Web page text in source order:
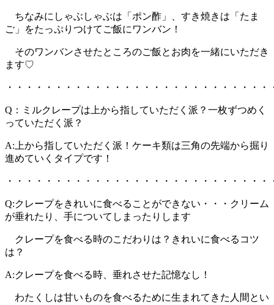
ちなみにしゃぶしゃぶは「ポン酢」、すき焼きは「たま
ご」をたっぷりつけてご飯にワンバン！
そのワンバンさせたところのご飯とお肉を一緒にいただき
ます♡
・・・・・・・・・・・・・・・・・・・・・・・・・・
Q：ミルクレープは上から指していただく派？一枚ずつめく
っていただく派？
A:上から指していただく派！ケーキ類は三角の先端から掘り
進めていくタイプです！
・・・・・・・・・・・・・・・・・・・・・・・・・・
Q:クレープをきれいに食べることができない・・・クリーム
が垂れたり、手についてしまったりします
クレープを食べる時のこだわりは？きれいに食べるコツ
は？
A:クレープを食べる時、垂れさせた記憶なし！
わたくしは甘いものを食べるために生まれてきた人間とい